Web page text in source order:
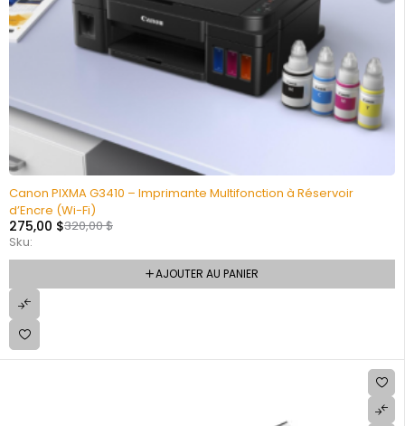
Canon PIXMA G3410 – Imprimante Multifonction à Réservoir
d’Encre (Wi-Fi)
320,00$
275,00 $
Sku:
AJOUTER AU PANIER